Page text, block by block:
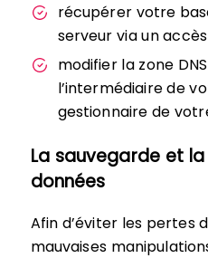
récupérer votre
serveur via un
modifier la zone
l’intermédiaire de
gestionnaire de
La sauvegarde et
données
Afin d’éviter les pertes
mauvaises